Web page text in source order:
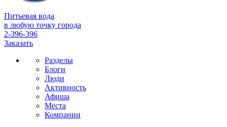
Питьевая вода
в любую точку города
2-396-396
Заказать
Разделы
Блоги
Люди
Активность
Афиша
Места
Компании